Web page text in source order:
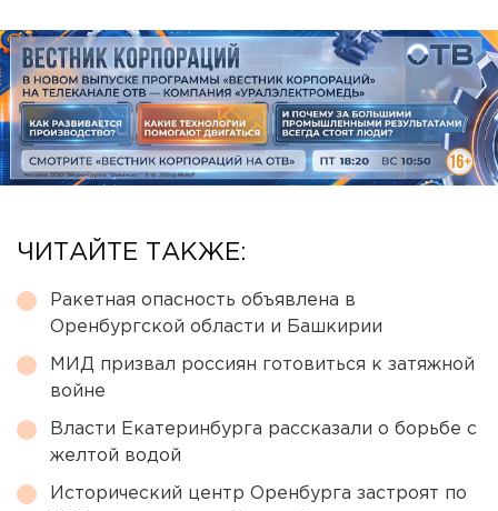
ЧИТАЙТЕ ТАКЖЕ:
Ракетная опасность объявлена в
Оренбургской области и Башкирии
МИД призвал россиян готовиться к затяжной
войне
Власти Екатеринбурга рассказали о борьбе с
желтой водой
Исторический центр Оренбурга застроят по